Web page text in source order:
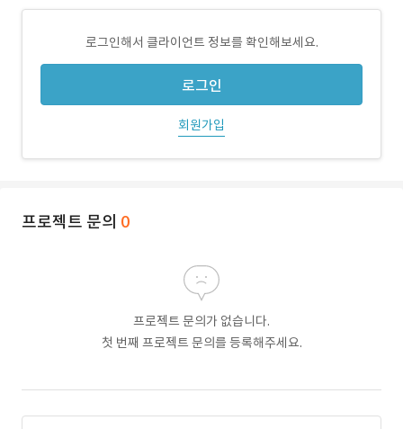
로그인해서 클라이언트 정보를 확인해보세요.
로그인
회원가입
프로젝트 문의 0
프로젝트 문의가 없습니다.
첫 번째 프로젝트 문의를 등록해주세요.